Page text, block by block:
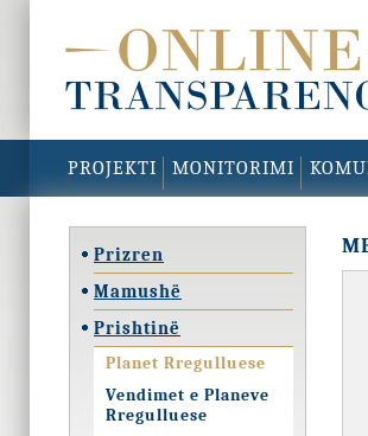
PROJEKTI MONITORIMI
Prizren
Mamushë
Prishtinë
Planet Rregulluese
Vendimet e Planeve
Rregulluese